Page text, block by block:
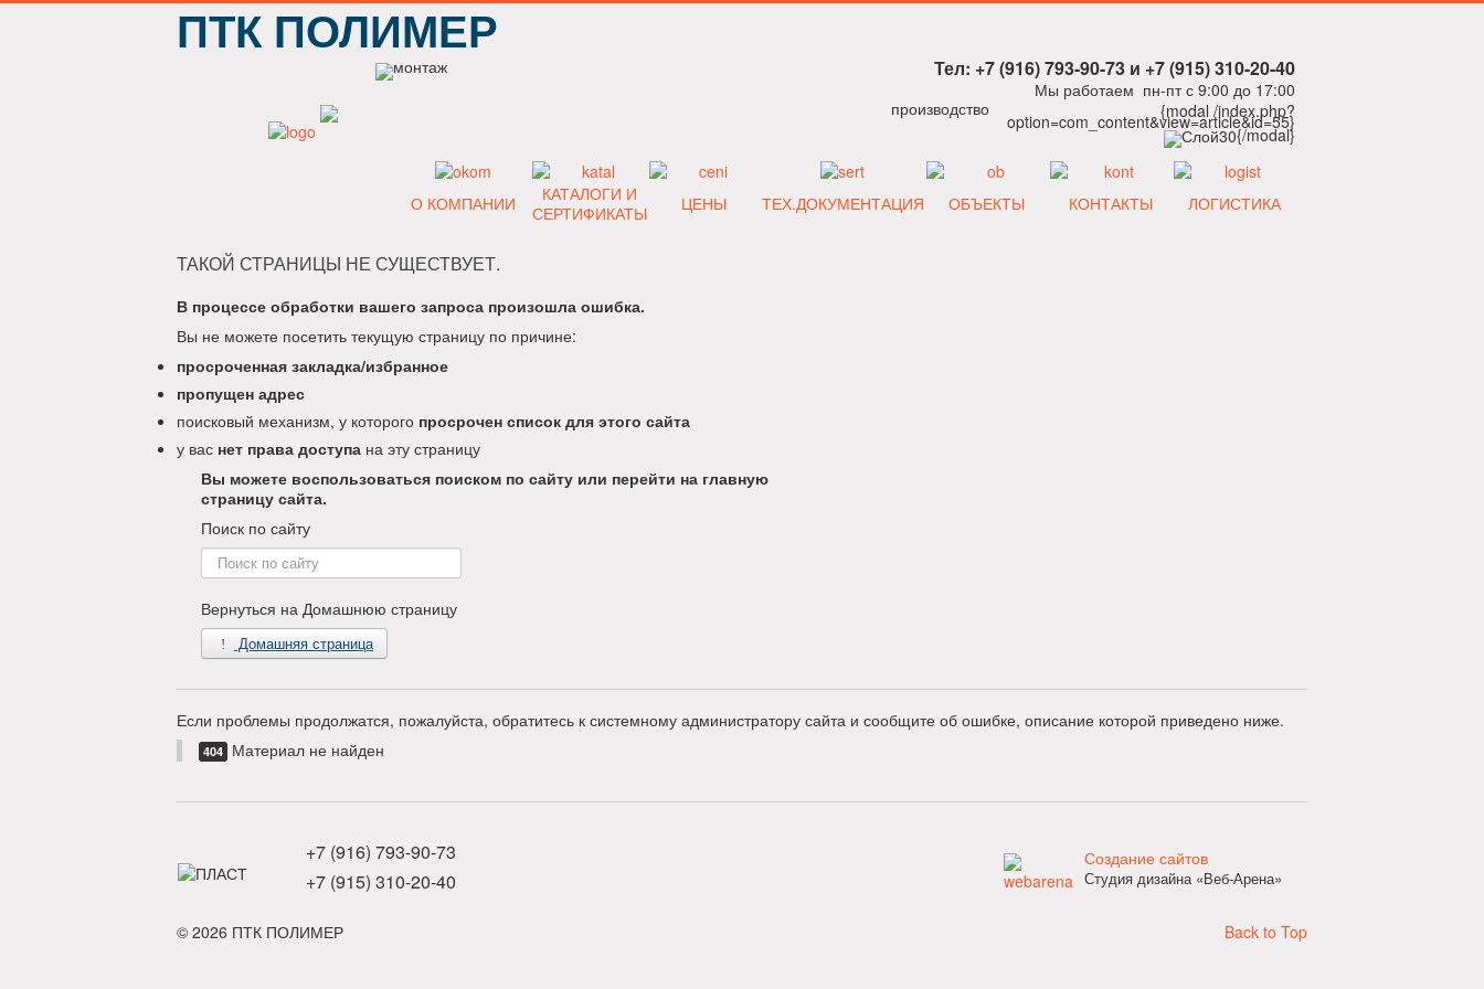
ПТК ПОЛИМЕР
Тел: +7 (916) 793-90-73 и +7 (915) 310-20-40
Мы работаем пн-пт с 9:00 до 17:00
{modal /index.php?
option=com_content&view=article&id=55}
{/modal}
О КОМПАНИИ
КАТАЛОГИ И
СЕРТИФИКАТЫ
ЦЕНЫ ТЕХ.ДОКУМЕНТАЦИЯ ОБЪЕКТЫ КОНТАКТЫ ЛОГИСТИКА
ТАКОЙ СТРАНИЦЫ НЕ СУЩЕСТВУЕТ.
В процессе обработки вашего запроса произошла ошибка.
Вы не можете посетить текущую страницу по причине:
просроченная закладка/избранное
пропущен адрес
поисковый механизм, у которого просрочен список для этого сайта
у вас нет права доступа на эту страницу
Вы можете воспользоваться поиском по сайту или перейти на главную
страницу сайта.
Поиск по сайту
Поиск
по
Вернуться на Домашнюю страницу
Домашняя страница
Если проблемы продолжатся, пожалуйста, обратитесь к системному администратору сайта и сообщите об ошибке, описание которой приведено ниже.
404 Материал не найден
+7 (916) 793-90-73
+7 (915) 310-20-40
Создание сайтов
Студия дизайна «Веб-Арена»
Back to Top
© 2026 ПТК ПОЛИМЕР